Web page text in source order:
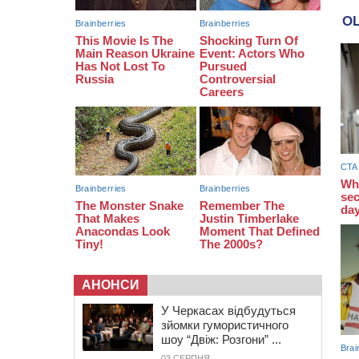
повномасштабної війни
АНОНСИ
У Черкасах відбудуться
зйомки гумористичного
шоу “Двіж: Розгони” ...